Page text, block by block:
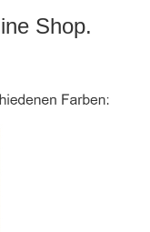
Shop.